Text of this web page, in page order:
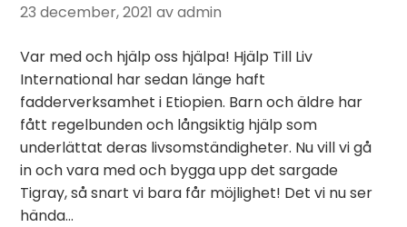
23 december, 2021 av admin
Var med och hjälp oss hjälpa! Hjälp Till Liv
International har sedan länge haft
fadderverksamhet i Etiopien. Barn och äldre har
fått regelbunden och långsiktig hjälp som
underlättat deras livsomständigheter. Nu vill vi gå
in och vara med och bygga upp det sargade
Tigray, så snart vi bara får möjlighet! Det vi nu ser
hända…